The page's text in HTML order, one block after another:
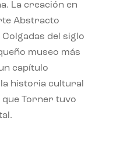
La creación en
Abstracto
Colgadas del siglo
museo más
capítulo
historia cultural
que Torner tuvo